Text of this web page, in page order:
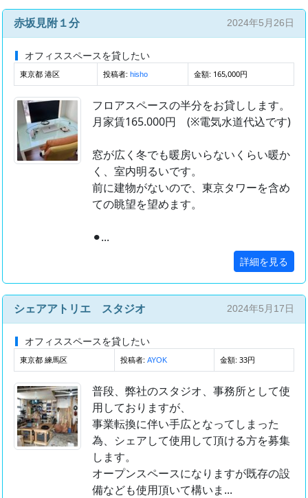
赤坂見附１分 2024年5月26日
オフィススペースを貸したい
東京都 港区 投稿者: hisho 金額: 165,000円
フロアスペースの半分をお貸しします。
月家賃165.000円 (※電気水道代込です)
窓が広く冬でも暖房いらないくらい暖か
く、室内明るいです。
前に建物がないので、東京タワーを含め
ての眺望を望めます。
⚫︎...
詳細を見る
シェアアトリエ スタジオ 2024年5月17日
オフィススペースを貸したい
東京都 練馬区 投稿者: AYOK 金額: 33円
普段、弊社のスタジオ、事務所として使
用しておりますが、
事業転換に伴い手広となってしまった
為、シェアして使用して頂ける方を募集
します。
オープンスペースになりますが既存の設
備なども使用頂いて構いま...